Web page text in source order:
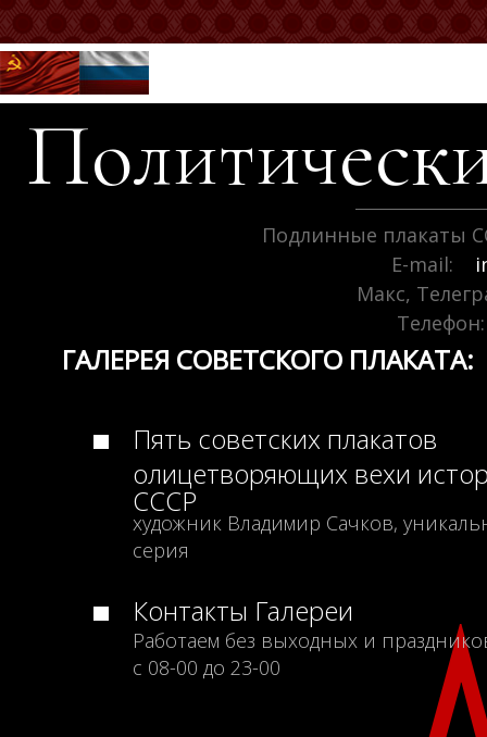
Подлинные плакаты
E-mail:
Макс,
Телефон:
ГАЛЕРЕЯ СОВЕТСКОГО ПЛАКАТА:
Пять советских плакатов
олицетворяющих вехи
СССР
художник Владимир Сачков,
серия
Контакты Галереи
Работаем без выходных и
с 08-00 до 23-00